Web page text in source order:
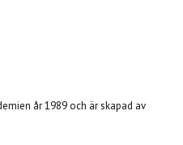
år 1989 och är skapad av